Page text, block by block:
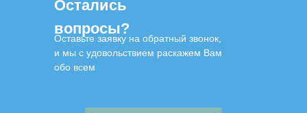
Оставьте заявку на обратный звонок,
и мы с удовольствием раскажем Вам
обо всем
Остались
вопросы?